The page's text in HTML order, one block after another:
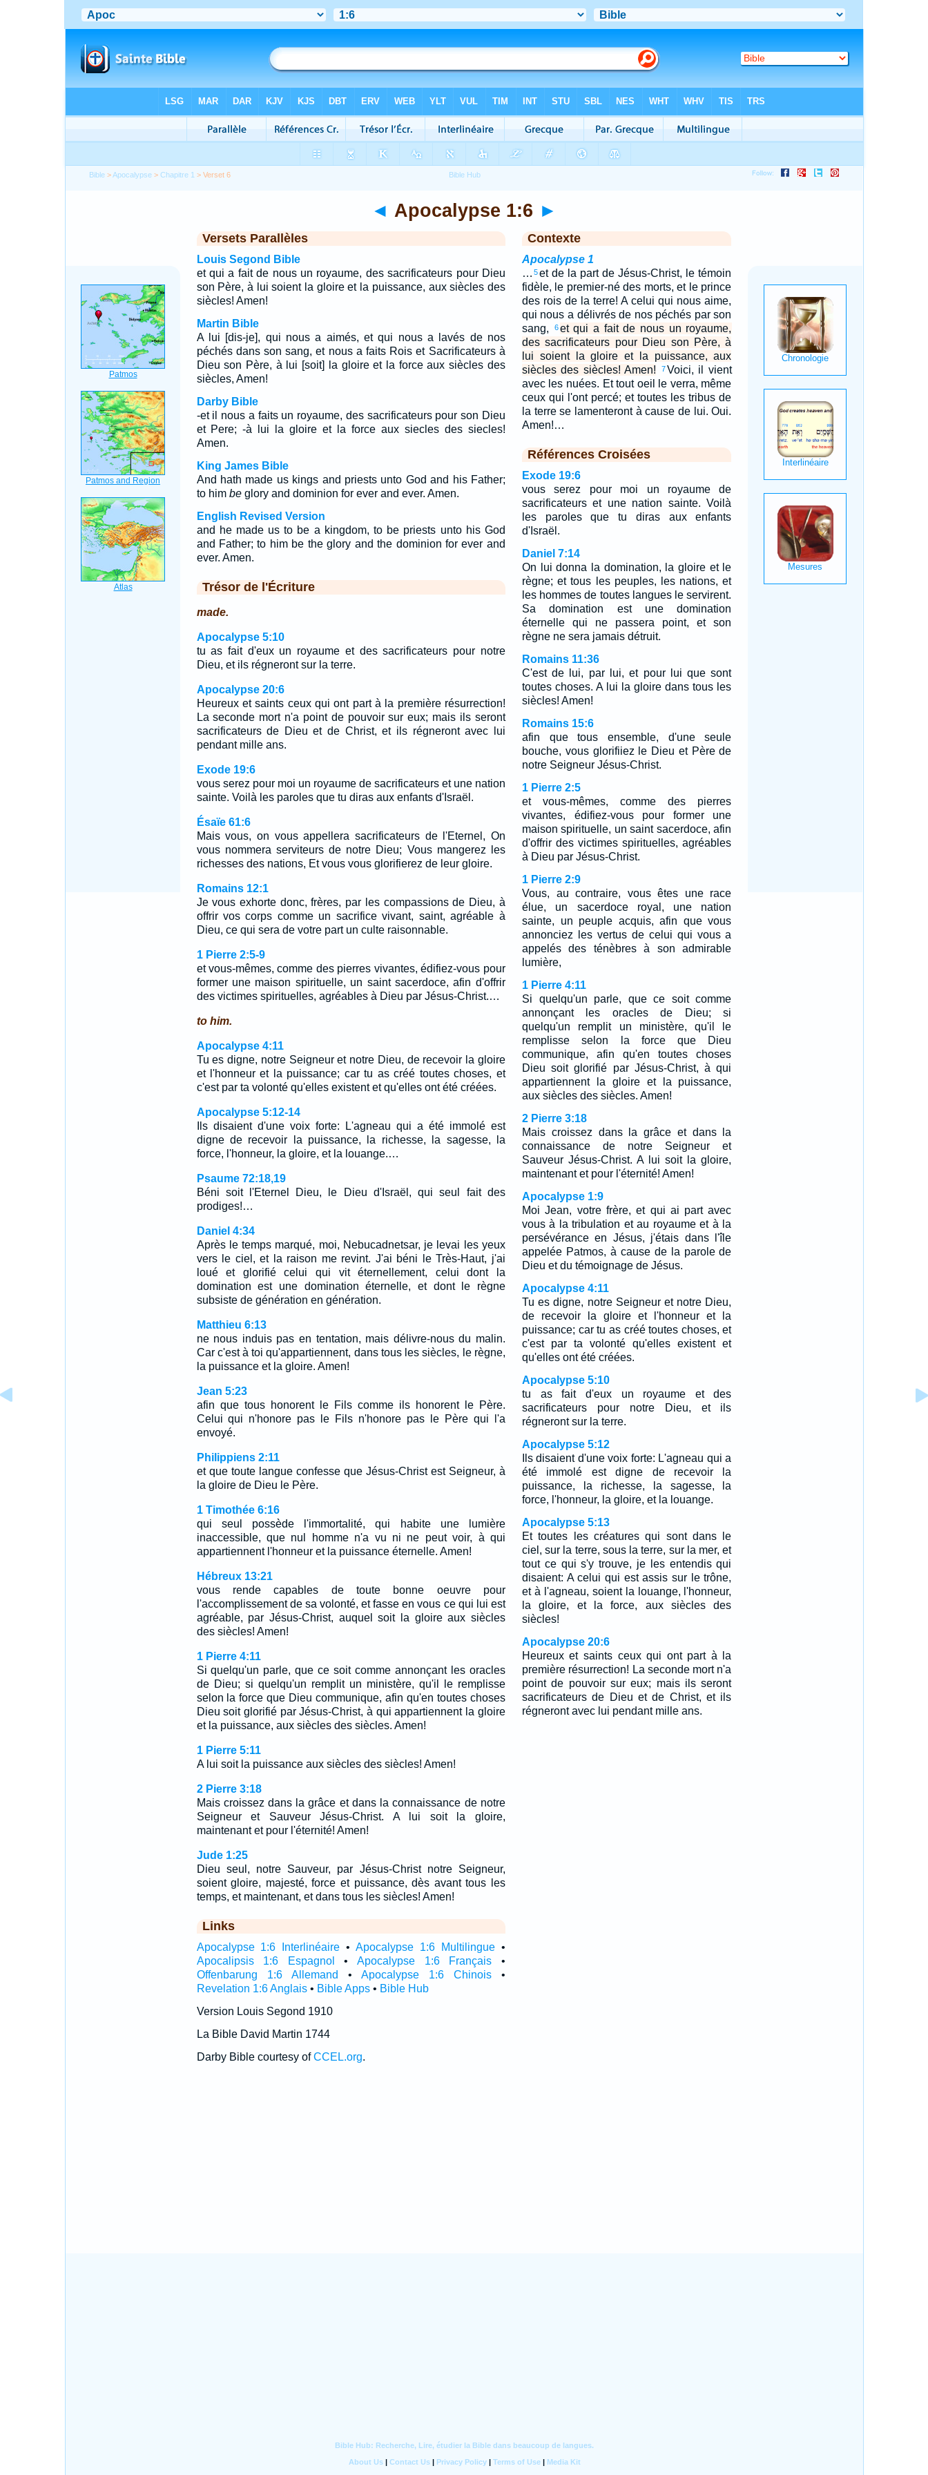
Bible >Apocalypse >Chapitre 1 > Verset 6
◄ Apocalypse 1:6 ►
Versets Parallèles
Louis Segond Bible
et qui a fait de nous un royaume, des sacrificateurs pour Dieu
son Père, à lui soient la gloire et la puissance, aux siècles des
siècles! Amen!
Martin Bible
A lui [dis-je], qui nous a aimés, et qui nous a lavés de nos
péchés dans son sang, et nous a faits Rois et Sacrificateurs à
Dieu son Père, à lui [soit] la gloire et la force aux siècles des
siècles, Amen!
Darby Bible
-et il nous a faits un royaume, des sacrificateurs pour son Dieu
et Pere; -à lui la gloire et la force aux siecles des siecles!
Amen.
King James Bible
And hath made us kings and priests unto God and his Father;
to him beglory and dominion for ever and ever. Amen.
English Revised Version
and he made us to be a kingdom, to be priests unto his God
and Father; to him be the glory and the dominion for ever and
ever. Amen.
Trésor de l'Écriture
made.
Apocalypse 5:10
tu as fait d'eux un royaume et des sacrificateurs pour notre
Dieu, et ils régneront sur la terre.
Apocalypse 20:6
Heureux et saints ceux qui ont part à la première résurrection!
La seconde mort n'a point de pouvoir sur eux; mais ils seront
sacrificateurs de Dieu et de Christ, et ils régneront avec lui
pendant mille ans.
Exode 19:6
vous serez pour moi un royaume de sacrificateurs et une nation
sainte. Voilà les paroles que tu diras aux enfants d'Israël.
Ésaïe 61:6
Mais vous, on vous appellera sacrificateurs de l'Eternel, On
vous nommera serviteurs de notre Dieu; Vous mangerez les
richesses des nations, Et vous vous glorifierez de leur gloire.
Romains 12:1
Je vous exhorte donc, frères, par les compassions de Dieu, à
offrir vos corps comme un sacrifice vivant, saint, agréable à
Dieu, ce qui sera de votre part un culte raisonnable.
1 Pierre 2:5-9
et vous-mêmes, comme des pierres vivantes, édifiez-vous pour
former une maison spirituelle, un saint sacerdoce, afin d'offrir
des victimes spirituelles, agréables à Dieu par Jésus-Christ.…
to him.
Apocalypse 4:11
Tu es digne, notre Seigneur et notre Dieu, de recevoir la gloire
et l'honneur et la puissance; car tu as créé toutes choses, et
c'est par ta volonté qu'elles existent et qu'elles ont été créées.
Apocalypse 5:12-14
Ils disaient d'une voix forte: L'agneau qui a été immolé est
digne de recevoir la puissance, la richesse, la sagesse, la
force, l'honneur, la gloire, et la louange.…
Psaume 72:18,19
Béni soit l'Eternel Dieu, le Dieu d'Israël, qui seul fait des
prodiges!…
Daniel 4:34
Après le temps marqué, moi, Nebucadnetsar, je levai les yeux
vers le ciel, et la raison me revint. J'ai béni le Très-Haut, j'ai
loué et glorifié celui qui vit éternellement, celui dont la
domination est une domination éternelle, et dont le règne
subsiste de génération en génération.
Matthieu 6:13
ne nous induis pas en tentation, mais délivre-nous du malin.
Car c'est à toi qu'appartiennent, dans tous les siècles, le règne,
la puissance et la gloire. Amen!
Jean 5:23
afin que tous honorent le Fils comme ils honorent le Père.
Celui qui n'honore pas le Fils n'honore pas le Père qui l'a
envoyé.
Philippiens 2:11
et que toute langue confesse que Jésus-Christ est Seigneur, à
la gloire de Dieu le Père.
1 Timothée 6:16
qui seul possède l'immortalité, qui habite une lumière
inaccessible, que nul homme n'a vu ni ne peut voir, à qui
appartiennent l'honneur et la puissance éternelle. Amen!
Hébreux 13:21
vous rende capables de toute bonne oeuvre pour
l'accomplissement de sa volonté, et fasse en vous ce qui lui est
agréable, par Jésus-Christ, auquel soit la gloire aux siècles
des siècles! Amen!
1 Pierre 4:11
Si quelqu'un parle, que ce soit comme annonçant les oracles
de Dieu; si quelqu'un remplit un ministère, qu'il le remplisse
selon la force que Dieu communique, afin qu'en toutes choses
Dieu soit glorifié par Jésus-Christ, à qui appartiennent la gloire
et la puissance, aux siècles des siècles. Amen!
1 Pierre 5:11
A lui soit la puissance aux siècles des siècles! Amen!
2 Pierre 3:18
Mais croissez dans la grâce et dans la connaissance de notre
Seigneur et Sauveur Jésus-Christ. A lui soit la gloire,
maintenant et pour l'éternité! Amen!
Jude 1:25
Dieu seul, notre Sauveur, par Jésus-Christ notre Seigneur,
soient gloire, majesté, force et puissance, dès avant tous les
temps, et maintenant, et dans tous les siècles! Amen!
Links
Apocalypse 1:6 Interlinéaire •Apocalypse 1:6 Multilingue •
Apocalipsis 1:6 Espagnol
•Apocalypse 1:6 Français •
Offenbarung 1:6 Allemand • Apocalypse 1:6 Chinois•
Revelation 1:6 Anglais• Bible Apps• Bible Hub
Version Louis Segond 1910
La Bible David Martin 1744
Darby Bible courtesy ofCCEL.org.
Contexte
Apocalypse 1
… 5et de la part de Jésus-Christ, le témoin
fidèle, le premier-né des morts, et le prince
des rois de la terre! A celui qui nous aime,
qui nous a délivrés de nos péchés par son
sang,
6et qui a fait de nous un royaume,
des sacrificateurs pour Dieu son Père, à
lui soient la gloire et la puissance, aux
siècles des siècles! Amen!
7Voici, il vient
avec les nuées. Et tout oeil le verra, même
ceux qui l'ont percé; et toutes les tribus de
la terre se lamenteront à cause de lui. Oui.
Amen!…
Références Croisées
Exode 19:6
vous serez pour moi un royaume de
sacrificateurs et une nation sainte. Voilà
les paroles que tu diras aux enfants
d'Israël.
Daniel 7:14
On lui donna la domination, la gloire et le
règne; et tous les peuples, les nations, et
les hommes de toutes langues le servirent.
Sa domination est une domination
éternelle qui ne passera point, et son
règne ne sera jamais détruit.
Romains 11:36
C'est de lui, par lui, et pour lui que sont
toutes choses. A lui la gloire dans tous les
siècles! Amen!
Romains 15:6
afin que tous ensemble, d'une seule
bouche, vous glorifiiez le Dieu et Père de
notre Seigneur Jésus-Christ.
1 Pierre 2:5
et vous-mêmes, comme des pierres
vivantes, édifiez-vous pour former une
maison spirituelle, un saint sacerdoce, afin
d'offrir des victimes spirituelles, agréables
à Dieu par Jésus-Christ.
1 Pierre 2:9
Vous, au contraire, vous êtes une race
élue, un sacerdoce royal, une nation
sainte, un peuple acquis, afin que vous
annonciez les vertus de celui qui vous a
appelés des ténèbres à son admirable
lumière,
1 Pierre 4:11
Si quelqu'un parle, que ce soit comme
annonçant les oracles de Dieu; si
quelqu'un remplit un ministère, qu'il le
remplisse selon la force que Dieu
communique, afin qu'en toutes choses
Dieu soit glorifié par Jésus-Christ, à qui
appartiennent la gloire et la puissance,
aux siècles des siècles. Amen!
2 Pierre 3:18
Mais croissez dans la grâce et dans la
connaissance de notre Seigneur et
Sauveur Jésus-Christ. A lui soit la gloire,
maintenant et pour l'éternité! Amen!
Apocalypse 1:9
Moi Jean, votre frère, et qui ai part avec
vous à la tribulation et au royaume et à la
persévérance en Jésus, j'étais dans l'île
appelée Patmos, à cause de la parole de
Dieu et du témoignage de Jésus.
Apocalypse 4:11
Tu es digne, notre Seigneur et notre Dieu,
de recevoir la gloire et l'honneur et la
puissance; car tu as créé toutes choses, et
c'est par ta volonté qu'elles existent et
qu'elles ont été créées.
Apocalypse 5:10
tu as fait d'eux un royaume et des
sacrificateurs pour notre Dieu, et ils
régneront sur la terre.
Apocalypse 5:12
Ils disaient d'une voix forte: L'agneau qui a
été immolé est digne de recevoir la
puissance, la richesse, la sagesse, la
force, l'honneur, la gloire, et la louange.
Apocalypse 5:13
Et toutes les créatures qui sont dans le
ciel, sur la terre, sous la terre, sur la mer, et
tout ce qui s'y trouve, je les entendis qui
disaient: A celui qui est assis sur le trône,
et à l'agneau, soient la louange, l'honneur,
la gloire, et la force, aux siècles des
siècles!
Apocalypse 20:6
Heureux et saints ceux qui ont part à la
première résurrection! La seconde mort n'a
point de pouvoir sur eux; mais ils seront
sacrificateurs de Dieu et de Christ, et ils
régneront avec lui pendant mille ans.